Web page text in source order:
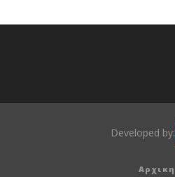
Developed by:
Αρχικη